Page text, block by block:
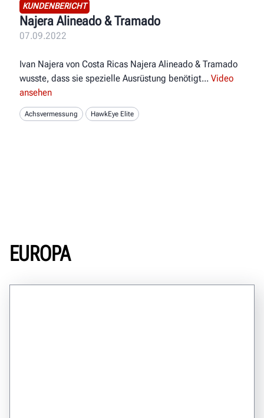
KUNDENBERICHT
Najera Alineado & Tramado
07.09.2022
Ivan Najera von Costa Ricas Najera Alineado & Tramado
wusste, dass sie spezielle Ausrüstung benötigt
Video
ansehen
Achsvermessung HawkEye Elite
EUROPA